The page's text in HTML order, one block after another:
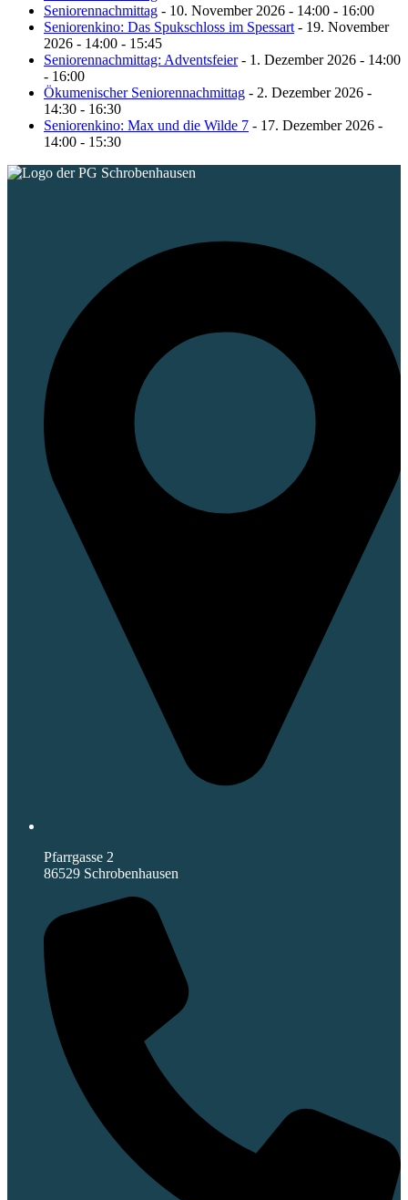
Seniorennachmittag - 10. November 2026 - 14:00 - 16:00
Seniorenkino: Das Spukschloss im Spessart - 19. November
2026 - 14:00 - 15:45
Seniorennachmittag: Adventsfeier- 1. Dezember 2026 - 14:00
- 16:00
Ökumenischer Seniorennachmittag - 2. Dezember 2026 -
14:30 - 16:30
Seniorenkino: Max und die Wilde 7 - 17. Dezember 2026 -
14:00 - 15:30
Pfarrgasse 2
86529 Schrobenhausen